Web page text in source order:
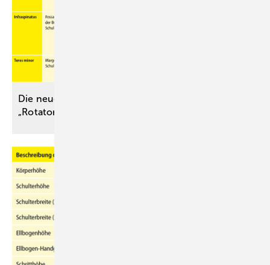
Die neue Berufskrankheit Nummer 2117
„Rotatorenmanschettenläsion“.